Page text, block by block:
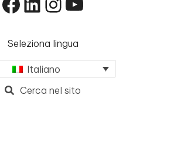
Seleziona lingua
Italiano
Cerca nel sito